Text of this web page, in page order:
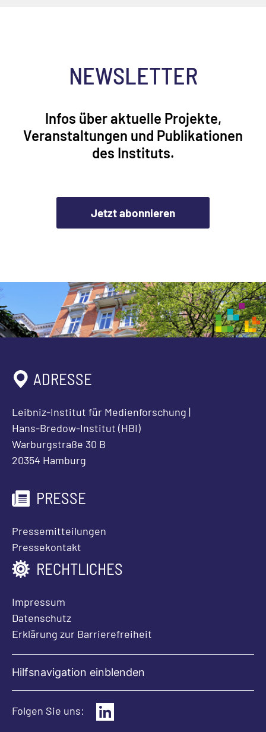
NEWSLETTER
Infos über aktuelle Projekte,
Veranstaltungen und Publikationen
des Instituts.
Jetzt abonnieren
ADRESSE
Leibniz-Institut für Medienforschung |
Hans-Bredow-Institut (HBI)
Warburgstraße 30 B
20354 Hamburg
PRESSE
Pressemitteilungen
Pressekontakt
RECHTLICHES
Impressum
Datenschutz
Erklärung zur Barrierefreiheit
Hilfsnavigation einblenden
Folgen Sie uns: